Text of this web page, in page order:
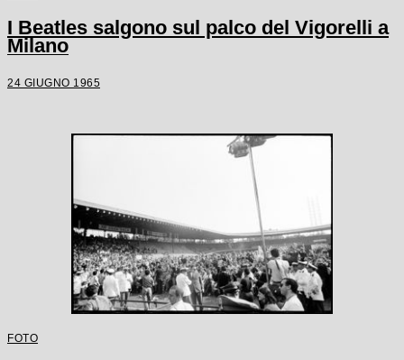
I Beatles salgono sul palco del Vigorelli a
Milano
24 GIUGNO 1965
FOTO